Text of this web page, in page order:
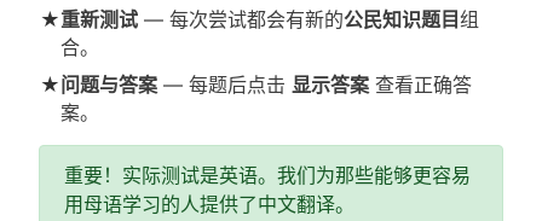
★重新测试 — 每次尝试都会有新的公民知识题目组
合。
★问题与答案 — 每题后点击 显示答案 查看正确答
案。
重要！实际测试是英语。我们为那些能够更容易
用母语学习的人提供了中文翻译。